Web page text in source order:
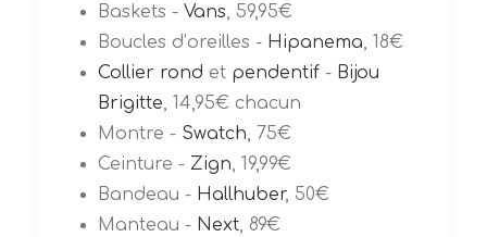
Baskets - Vans , 59,95€
Boucles d’oreilles - Hipanema , 18€
Collier rond et pendentif - Bijou
Brigitte , 14,95€ chacun
Montre - Swatch , 75€
Ceinture - Zign , 19,99€
Bandeau - Hallhuber, 50€
Manteau - Next , 89€